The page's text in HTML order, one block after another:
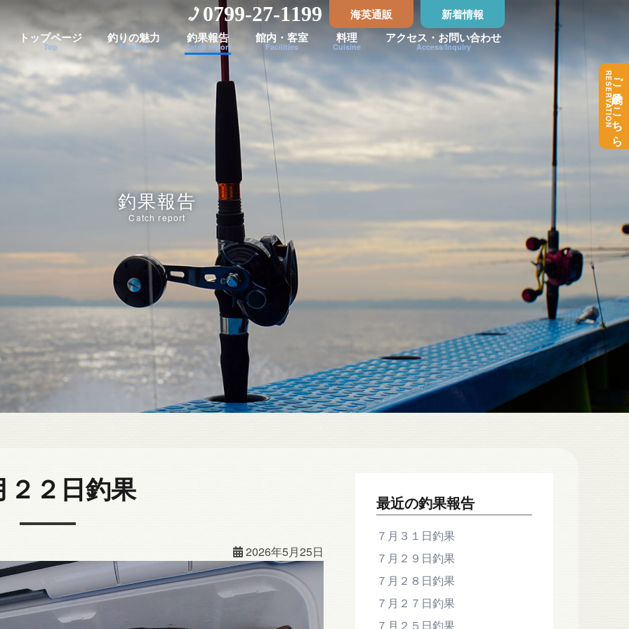
0799-27-1199
ご予約はこちら
RESERVATION
トップページ
Top
釣りの魅力
Fishing
釣果報告
Catch report
館内・客室
Facilities
料理
Cuisine
アクセス・お問い合わせ
Access/Inquiry
海英通販 新着情報
釣果報告
Catch report
２２日釣果
2026年5月25日
最近の釣果報告
７月３１日釣果
７月２９日釣果
７月２８日釣果
７月２７日釣果
７月２５日釣果